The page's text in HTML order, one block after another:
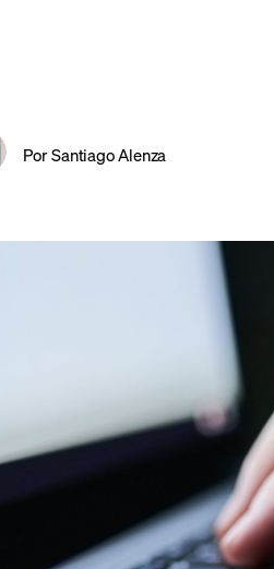
PorSantiago Alenza